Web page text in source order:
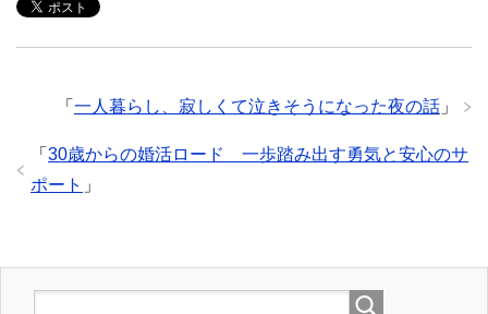
「 一人暮らし、寂しくて泣きそうになった夜の話 」
「 30歳からの婚活ロード 一歩踏み出す勇気と安心のサ
ポート 」